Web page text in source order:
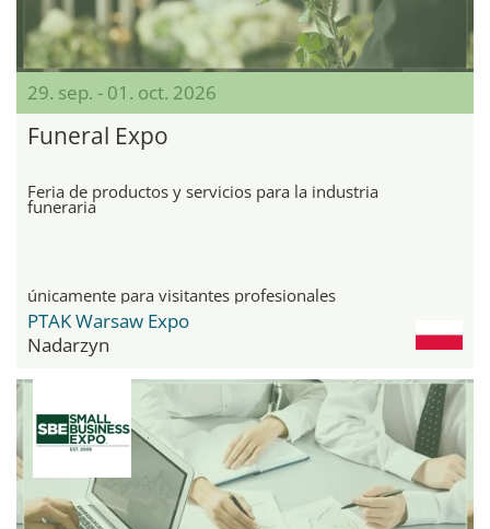
29. sep. - 01. oct. 2026
Funeral Expo
Feria de productos y servicios para la industria
funeraria
únicamente para visitantes profesionales
PTAK Warsaw Expo
Nadarzyn